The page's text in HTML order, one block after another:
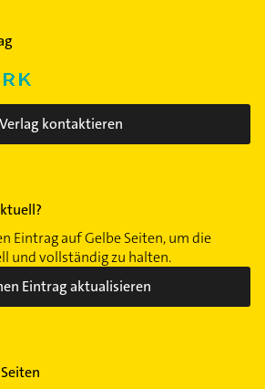
Verlag kontaktieren
Eintrag auf Gelbe Seiten, um die
und vollständig zu halten.
Eintrag aktualisieren